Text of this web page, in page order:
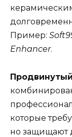
Пример:
Enhancer.
которые
но защищают